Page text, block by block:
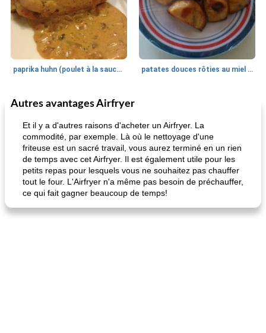
paprika huhn (poulet à la sauce paprika). patates douces rôties au miel / kumara
25min
Petit déjeuner et brunch
quinoa petit déjeuner méditerranéen poitrines de poulet grillées de jenny
Autres avantages Airfryer
Et il y a d'autres raisons d'acheter un Airfryer. La
commodité, par exemple. Là où le nettoyage d'une
friteuse est un sacré travail, vous aurez terminé en un rien
de temps avec cet Airfryer. Il est également utile pour les
petits repas pour lesquels vous ne souhaitez pas chauffer
tout le four. L'Airfryer n'a même pas besoin de préchauffer,
ce qui fait gagner beaucoup de temps!